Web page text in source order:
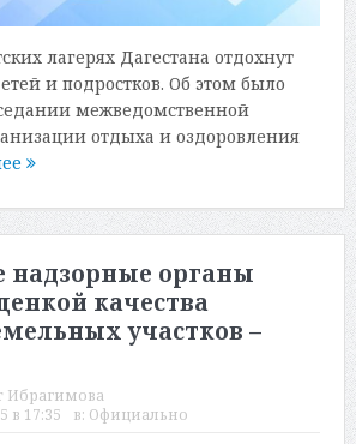
лагерях Дагестана отдохнут
и подростков. Об этом было
межведомственной
отдыха и оздоровления
надзорные органы
качества
участков –
Ибрагимова
в 17:35 в: Официально